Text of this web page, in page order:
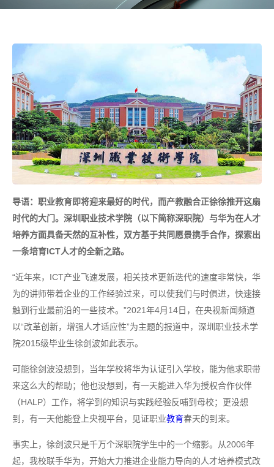
导语：职业教育即将迎来最好的时代，而产教融合正徐徐推开这扇
时代的大门。深圳职业技术学院（以下简称深职院）与华为在人才
培养方面具备天然的互补性，双方基于共同愿景携手合作，探索出
一条培育ICT人才的全新之路。
“近年来，ICT产业飞速发展，相关技术更新迭代的速度非常快，华
为的讲师带着企业的工作经验过来，可以使我们与时俱进，快速接
触到行业最前沿的一些技术。”2021年4月14日，在央视新闻频道
以“改革创新，增强人才适应性”为主题的报道中，深圳职业技术学
院2015级毕业生徐剑波如此表示。
可能徐剑波没想到，当年学校将华为认证引入学校，能为他求职带
来这么大的帮助；他也没想到，有一天能进入华为授权合作伙伴
（HALP）工作，将学到的知识与实践经验反哺到母校；更没想
到，有一天他能登上央视平台，见证职业教育春天的到来。
事实上，徐剑波只是千万个深职院学生中的一个缩影。从2006年
起，我校联手华为，开始大力推进企业能力导向的人才培养模式改